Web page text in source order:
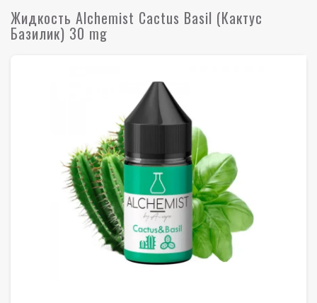
Жидкость Alchemist Cactus Basil (Кактус
Базилик) 30 mg